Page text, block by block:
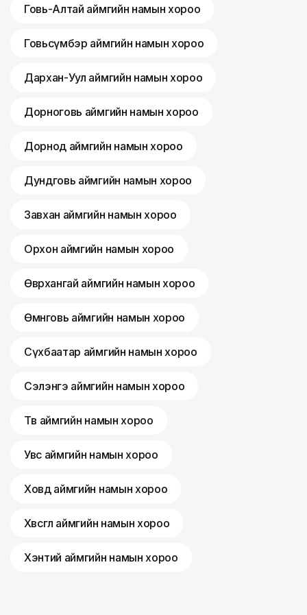
Говь-Алтай аймгийн намын хороо
Говьсүмбэр аймгийн намын хороо
Дархан-Уул аймгийн намын хороо
Дорноговь аймгийн намын хороо
Дорнод аймгийн намын хороо
Дундговь аймгийн намын хороо
Завхан аймгийн намын хороо
Орхон аймгийн намын хороо
Өвөрхангай аймгийн намын хороо
Өмнөговь аймгийн намын хороо
Сүхбаатар аймгийн намын хороо
Сэлэнгэ аймгийн намын хороо
Төв аймгийн намын хороо
Увс аймгийн намын хороо
Ховд аймгийн намын хороо
Хөвсгөл аймгийн намын хороо
Хэнтий аймгийн намын хороо